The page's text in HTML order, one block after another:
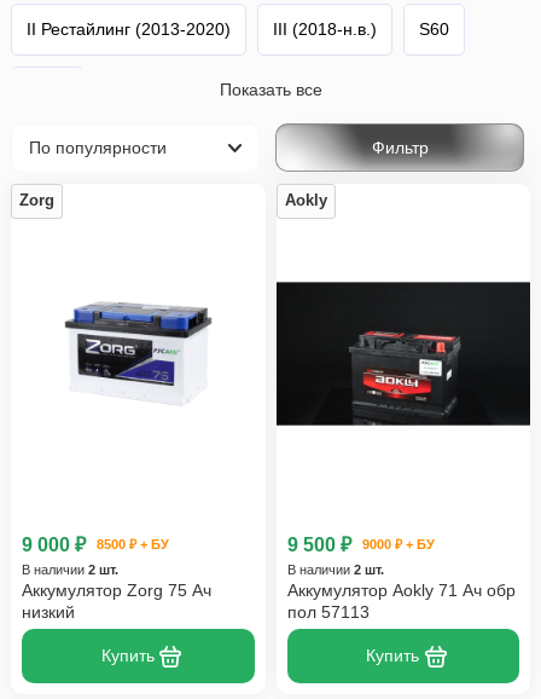
II Рестайлинг (2013-2020) III (2018-н.в.) S60
Показать все
Фильтр
Zorg
9 000 ₽
8500 ₽ + БУ
В наличии 2 шт.
Аккумулятор Zorg 75 Ач
низкий
Купить
Aokly
9 500 ₽
9000 ₽ + БУ
В наличии 2 шт.
Аккумулятор Aokly 71 Ач обр
пол 57113
Купить